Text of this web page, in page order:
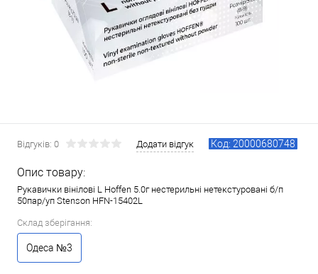
Відгуків: 0 Додати відгук Код: 20000680748
Опис товару:
Рукавички вінілові L Hoffen 5.0г нестерильні нетекстуровані б/п
50пар/уп Stenson HFN-15402L
Склад зберігання:
Одеса №3